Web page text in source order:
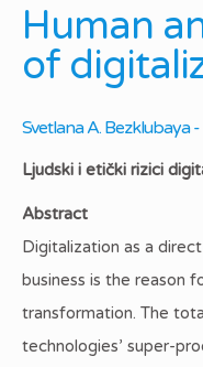
Human
of
Svetlana A.
Ljudski i etički rizici
Abstract
Digitalization as a
business is the reason
transformation. The
technologies’ super-